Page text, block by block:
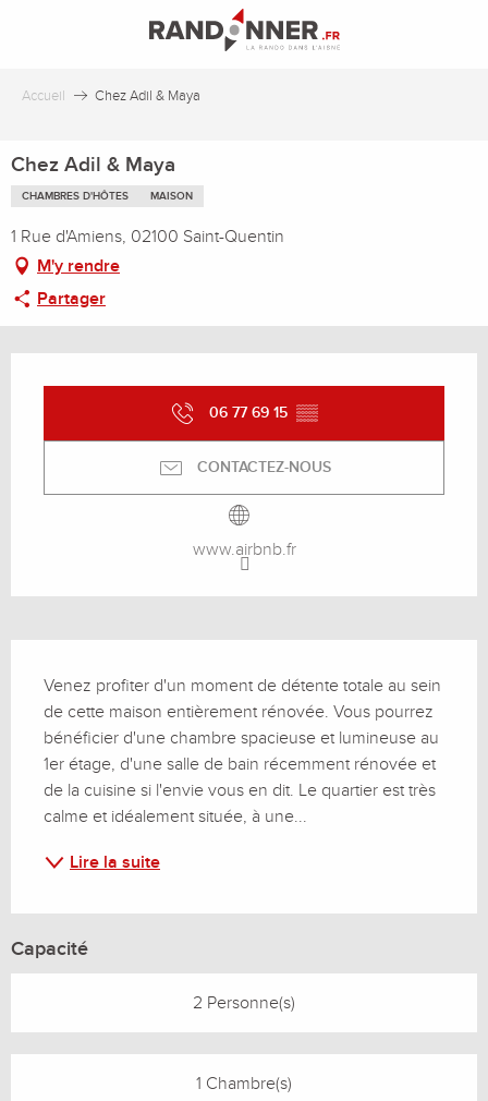
principal
Accueil Chez Adil & Maya
Chez Adil & Maya
CHAMBRES D'HÔTES MAISON
1 Rue d'Amiens, 02100 Saint-Quentin
M'y rendre
Partager
06 77 69 15 ▒▒
CONTACTEZ-NOUS
www.airbnb.fr
Venez profiter d'un moment de détente totale au sein
de cette maison entièrement rénovée. Vous pourrez
bénéficier d'une chambre spacieuse et lumineuse au
1er étage, d'une salle de bain récemment rénovée et
de la cuisine si l'envie vous en dit. Le quartier est très
calme et idéalement située, à une...
Lire la suite
Capacité
2 Personne(s)
1 Chambre(s)